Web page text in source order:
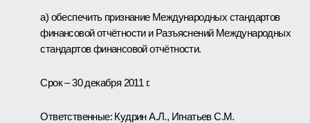
а) обеспечить признание Международных стандартов
финансовой отчётности и Разъяснений Международных
стандартов финансовой отчётности.
Срок – 30 декабря 2011 г.
Ответственные: Кудрин А.Л., Игнатьев С.М.